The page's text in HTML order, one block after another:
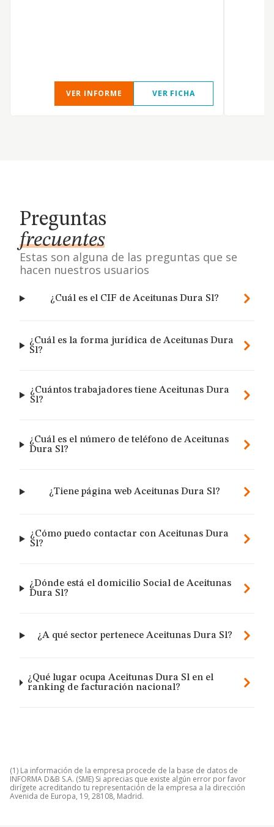
VER INFORME VER FICHA
Preguntas
frecuentes
Estas son alguna de las preguntas que se
hacen nuestros usuarios
¿Cuál es el CIF de Aceitunas Dura Sl?
¿Cuál es la forma jurídica de Aceitunas Dura
Sl?
¿Cuántos trabajadores tiene Aceitunas Dura
Sl?
¿Cuál es el número de teléfono de Aceitunas
Dura Sl?
¿Tiene página web Aceitunas Dura Sl?
¿Cómo puedo contactar con Aceitunas Dura
Sl?
¿Dónde está el domicilio Social de Aceitunas
Dura Sl?
¿A qué sector pertenece Aceitunas Dura Sl?
¿Qué lugar ocupa Aceitunas Dura Sl en el
ranking de facturación nacional?
(1) La información de la empresa procede de la base de datos de
INFORMA D&B S.A. (SME) Si aprecias que existe algún error por favor
dirígete acreditando tu representación de la empresa a la dirección
Avenida de Europa, 19, 28108, Madrid.